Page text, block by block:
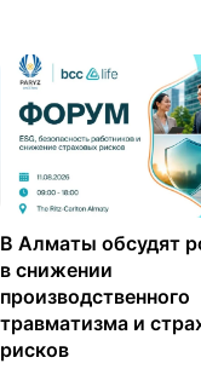
В Алматы обсудят
в снижении
производственного
травматизма и
рисков